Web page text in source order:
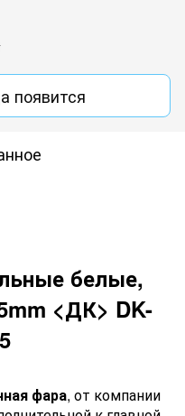
появится
белые,
<ДК> DK-
фара, от компании